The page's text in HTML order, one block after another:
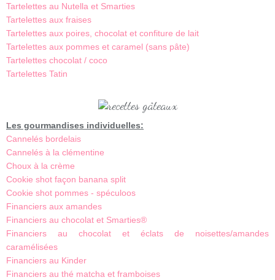
Tartelettes au Nutella et Smarties
Tartelettes aux fraises
Tartelettes aux poires, chocolat et confiture de lait
Tartelettes aux pommes et caramel (sans pâte)
Tartelettes chocolat / coco
Tartelettes Tatin
Les gourmandises individuelles:
Cannelés bordelais
Cannelés à la clémentine
Choux à la crème
Cookie shot façon banana split
Cookie shot pommes - spéculoos
Financiers aux amandes
Financiers au chocolat et Smarties®
Financiers au chocolat et éclats de noisettes/amandes
caramélisées
Financiers au Kinder
Financiers au thé matcha et framboises